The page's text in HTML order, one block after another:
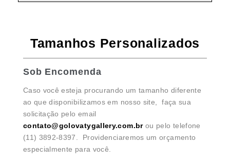
Tamanhos Personalizados
Sob Encomenda
Caso você esteja procurando um tamanho diferente
ao que disponibilizamos em nosso site, faça sua
solicitação pelo email
contato@golovatygallery.com.brou pelo telefone
(11) 3892-8397. Providenciaremos um orçamento
especialmente para você.